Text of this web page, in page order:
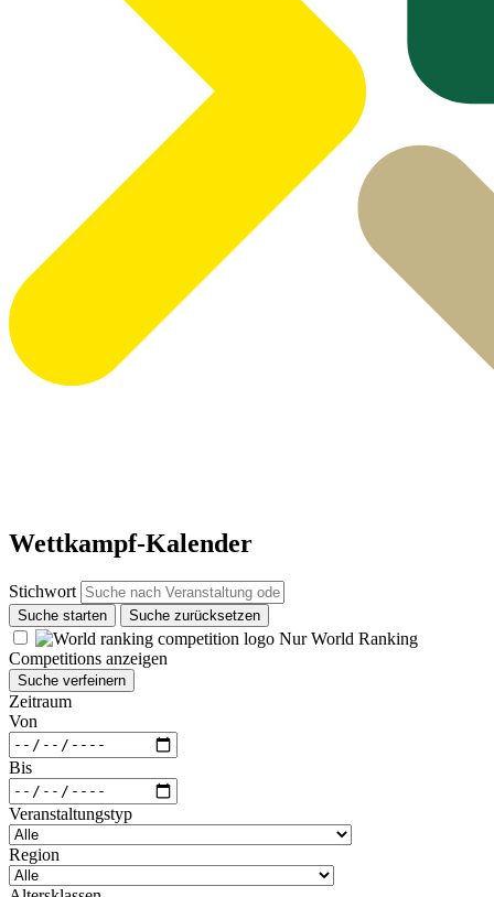
Wettkampf-Kalender
Stichwort
Suche starten Suche zurücksetzen
Nur World Ranking
Competitions anzeigen
Suche verfeinern
Zeitraum
Von
Bis
Veranstaltungstyp
Region